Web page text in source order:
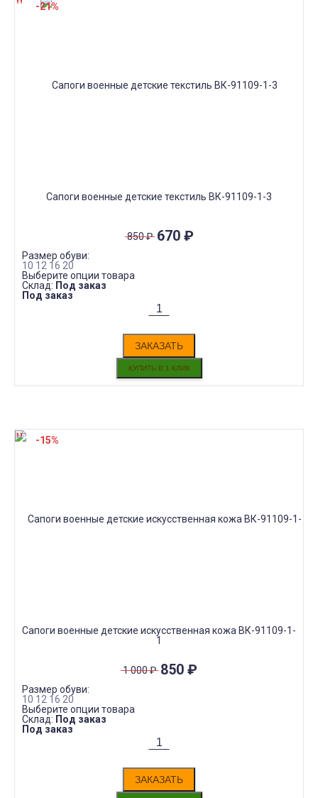
Сапоги военные детские текстиль ВК-91109-1-3
850₽ 670 ₽
Размер обуви:
10 12 16 20
Выберите опции товара
Склад: Под заказ
Под заказ
ЗАКАЗАТЬ
-21%
Сапоги военные детские искусственная кожа ВК-91109-1-
1
1 000₽ 850 ₽
Размер обуви:
10 12 16 20
Выберите опции товара
Склад: Под заказ
Под заказ
ЗАКАЗАТЬ
-15%